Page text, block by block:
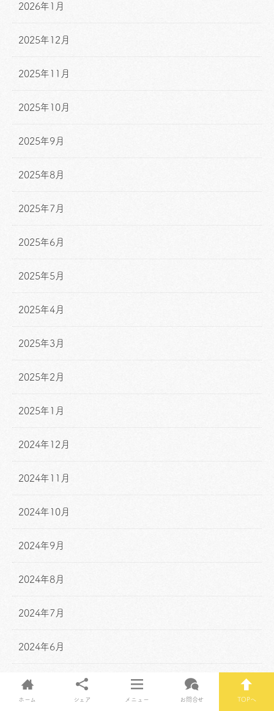
2026年1月
2025年12月
2025年11月
2025年10月
2025年9月
2025年8月
2025年7月
2025年6月
2025年5月
2025年4月
2025年3月
2025年2月
2025年1月
2024年12月
2024年11月
2024年10月
2024年9月
2024年8月
2024年7月
2024年6月
2024年5月
ホーム シェア メニュー お問合せ TOPへ